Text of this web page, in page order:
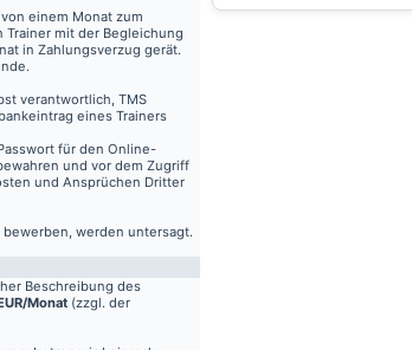
einem Monat zum
mit der Begleichung
in Zahlungsverzug gerät.
verantwortlich, TMS
eines Trainers
für den Online-
und vor dem Zugriff
und Ansprüchen Dritter
werden untersagt.
Beschreibung des
Monat (zzgl. der